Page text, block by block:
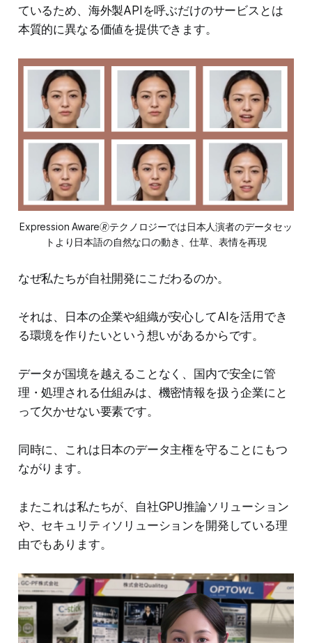
ているため、海外製APIを呼ぶだけのサービスとは
本質的に異なる価値を提供できます。
Expression Aware🄬テクノロジーでは日本人演者のデータセッ
トより日本語の自然な口の動き、仕草、表情を再現
なぜ私たちが自社開発にこだわるのか。
それは、日本の企業や組織が安心してAIを活用でき
る環境を作りたいという想いがあるからです。
データが国境を越えることなく、国内で安全に管
理・処理される仕組みは、機密情報を扱う企業にと
って欠かせない要素です。
同時に、これは日本のデータ主権を守ることにもつ
ながります。
またこれは私たちが、自社GPU推論ソリューション
や、セキュリティソリューションを開発している理
由でもあります。